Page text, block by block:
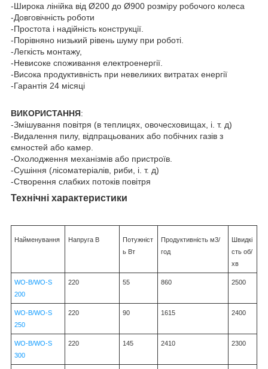
-Широка лінійка від Ø200 до Ø900 розміру робочого колеса
-Довговічність роботи
-Простота і надійність конструкції.
-Порівняно низький рівень шуму при роботі.
-Легкість монтажу,
-Невисоке споживання електроенергії.
-Висока продуктивність при невеликих витратах енергії
-Гарантія 24 місяці
ВИКОРИСТАННЯ:
-Змішування повітря (в теплицях, овочесховищах, і. т. д)
-Видалення пилу, відпрацьованих або побічних газів з
ємностей або камер.
-Охолодження механізмів або пристроїв.
-Сушіння (лісоматеріалів, риби, і. т. д)
-Створення слабких потоків повітря
Технічні характеристики
Найменування Напруга В
Потужніст
ь Вт
Продуктивність м3/
год
Швидкі
сть об/
хв
WO-B/WO-S
200
220 55 860 2500
WO-B/WO-S
250
220 90 1615 2400
WO-B/WO-S
300
220 145 2410 2300